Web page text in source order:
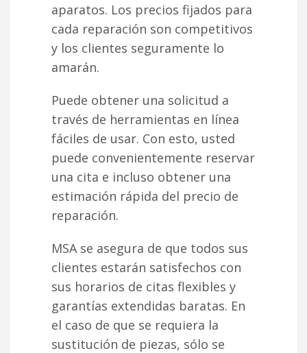
aparatos. Los precios fijados para
cada reparación son competitivos
y los clientes seguramente lo
amarán.
Puede obtener una solicitud a
través de herramientas en línea
fáciles de usar. Con esto, usted
puede convenientemente reservar
una cita e incluso obtener una
estimación rápida del precio de
reparación.
MSA se asegura de que todos sus
clientes estarán satisfechos con
sus horarios de citas flexibles y
garantías extendidas baratas. En
el caso de que se requiera la
sustitución de piezas, sólo se